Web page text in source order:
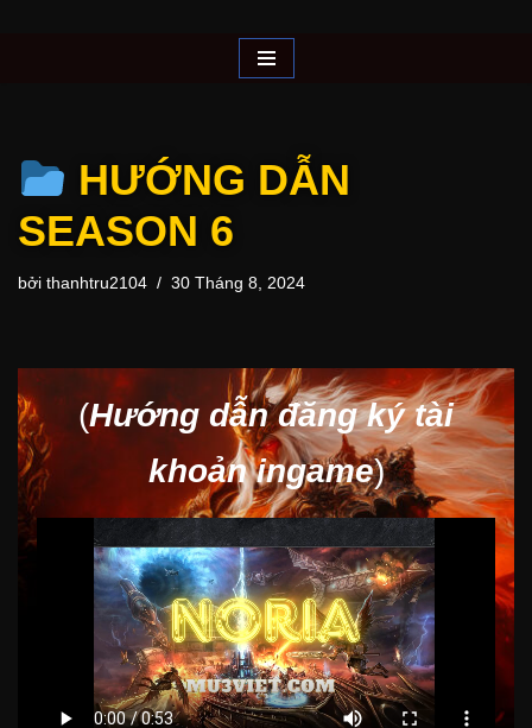
dung
HƯỚNG DẪN
SEASON 6
bởi thanhtru2104 30 Tháng 8, 2024
(Hướng dẫn đăng ký tài
khoản ingame)